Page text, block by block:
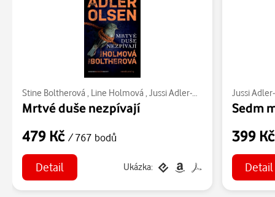
Stine Boltherová Line Holmová Jussi Adler-Olsen
Mrtvé duše nezpívají
479 Kč / 767 bodů
Detail Ukázka:
Jussi
Sedm
399
Detail